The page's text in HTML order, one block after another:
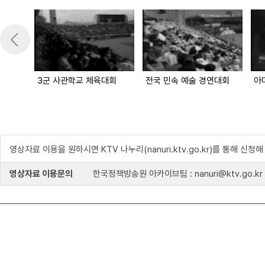
3군 사관학교 체육대회 전국 민속 예술 경연대회 아
영상자료 이용을 원하시면 KTV 나누리(nanuri.ktv.go.kr)를 통해 신청해
영상자료 이용문의 한국정책방송원 아카이브팀 : nanuri@ktv.go.kr